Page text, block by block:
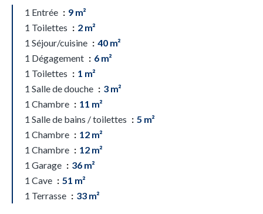
1 Entrée
9 m²
1 Toilettes
2 m²
1 Séjour/cuisine
40 m²
1 Dégagement
6 m²
1 Toilettes
1 m²
1 Salle de douche
3 m²
1 Chambre
11 m²
1 Salle de bains / toilettes
5 m²
1 Chambre
12 m²
1 Chambre
12 m²
1 Garage
36 m²
1 Cave
51 m²
1 Terrasse
33 m²